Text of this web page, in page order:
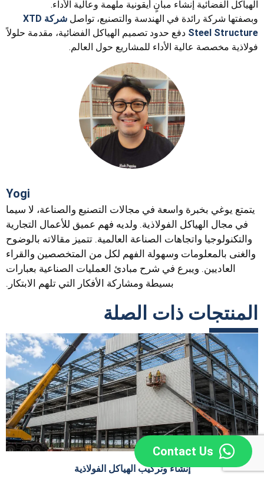
الهياكل الفضائية إنشاء مبانٍ أيقونية ملهمة وعالية الأداء.
وبصفتها شركة رائدة في الهندسة والتصنيع، تواصل
شركة XTD
Steel Structure دفع حدود تصميم الهياكل الفضائية، مقدمة حلولاً
فولاذية مخصصة عالية الأداء للمشاريع حول العالم.
Yogi
يتمتع يوغي بخبرة واسعة في مجالات التصنيع والصناعة، لا سيما
في مجال الهياكل الفولاذية. ولديه فهم عميق للأعمال التجارية
والتكنولوجيا واتجاهات الصناعة العالمية. تتميز مقالاته بالوضوح
والغنى بالمعلومات وسهولة الفهم لكل من المتخصصين والقراء
العاديين. ويبرع في شرح مبادئ العمليات الصناعية بعبارات
بسيطة ومشاركة الأفكار التي تلهم الابتكار.
المنتجات ذات الصلة
إنشاء وتركيب الهياكل الفولاذية
Contact Us